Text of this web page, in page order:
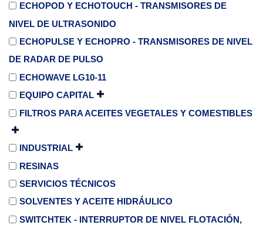
ECHOPOD Y ECHOTOUCH - TRANSMISORES DE
NIVEL DE ULTRASONIDO
ECHOPULSE Y ECHOPRO - TRANSMISORES DE NIVEL
DE RADAR DE PULSO
ECHOWAVE LG10-11
EQUIPO CAPITAL
FILTROS PARA ACEITES VEGETALES Y COMESTIBLES
INDUSTRIAL
RESINAS
SERVICIOS TÉCNICOS
SOLVENTES Y ACEITE HIDRÁULICO
SWITCHTEK - INTERRUPTOR DE NIVEL FLOTACIÓN,